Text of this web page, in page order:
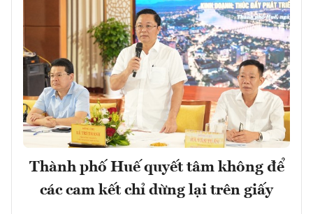
Thành phố Huế quyết tâm không để
các cam kết chỉ dừng lại trên giấy